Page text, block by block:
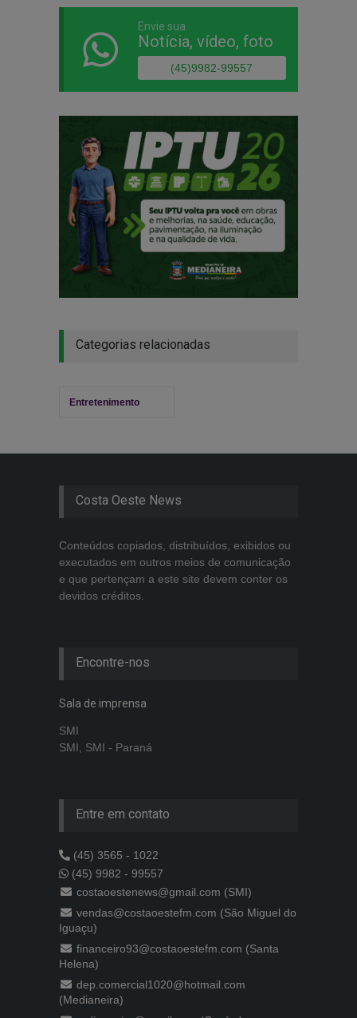
Envie sua
Notícia, vídeo, foto
(45)9982-99557
Categorias relacionadas
Entretenimento
Costa Oeste News
Conteúdos copiados, distribuídos, exibidos ou
executados em outros meios de comunicação
e que pertençam a este site devem conter os
devidos créditos.
Encontre-nos
Sala de imprensa
SMI
SMI, SMI - Paraná
Entre em contato
(45) 3565 - 1022
(45) 9982 - 99557
costaoestenews@gmail.com (SMI)
vendas@costaoestefm.com (São Miguel do
Iguaçu)
financeiro93@costaoestefm.com (Santa
Helena)
dep.comercial1020@hotmail.com
(Medianeira)